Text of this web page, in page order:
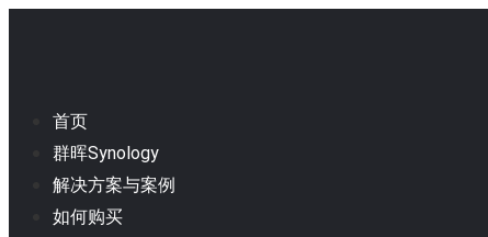
首页
群晖Synology
解决方案与案例
如何购买